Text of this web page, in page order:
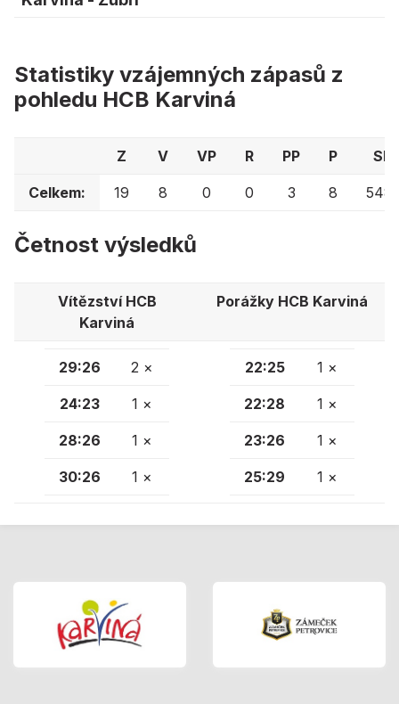
Statistiky vzájemných zápasů z
pohledu HCB Karviná
Z V VP R PP P
Celkem: 19 8 0 0 3 8
Četnost výsledků
Vítězství HCB
Karviná
Porážky HCB Karviná
29:26 2 ×
24:23 1 ×
28:26 1 ×
30:26 1 ×
22:25 1 ×
22:28 1 ×
23:26 1 ×
25:29 1 ×